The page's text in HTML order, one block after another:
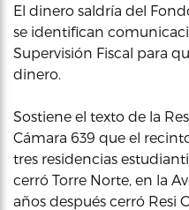
El dinero saldría del
se identifican
Supervisión Fiscal para
dinero.
Sostiene el texto de la
Cámara 639 que el
tres residencias
cerró Torre Norte, en la
años después cerró Resi